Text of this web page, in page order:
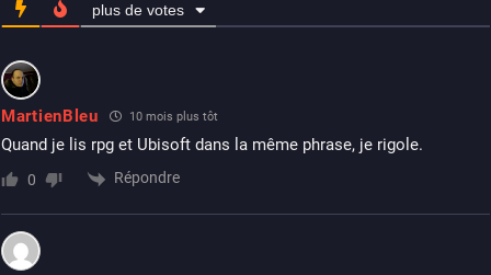
plus de votes
MartienBleu 10 mois plus tôt
Quand je lis rpg et Ubisoft dans la même phrase, je rigole.
0 Répondre